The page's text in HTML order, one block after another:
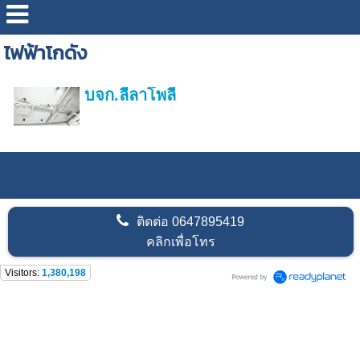
ไฟฟ้าโกดัง
บจก.ลีลาโพลี
ติดต่อ0647895419
คลิกเพื่อโทร
Visitors: 1,380,198